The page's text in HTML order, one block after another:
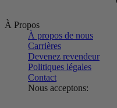
À Propos
À propos de nous
Carrières
Devenez revendeur
Politiques légales
Contact
Nous acceptons: